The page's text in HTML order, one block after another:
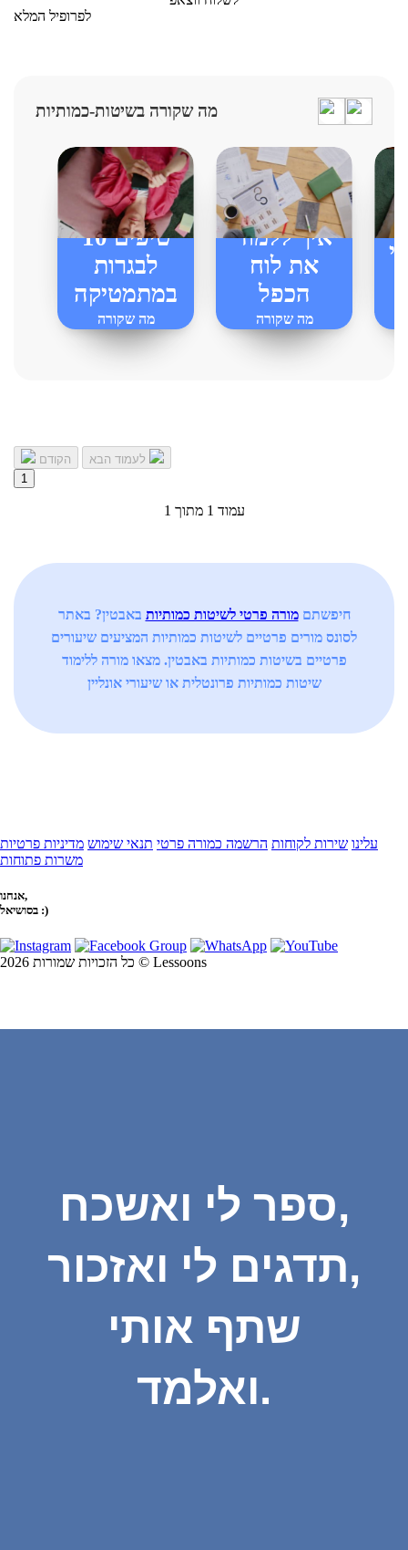
לפרופיל המלא
מה שקורה בשיטות-כמותיות
10 טיפים
לבגרות
במתמטיקה
מה שקורה
בשיטות-כמותיות
איך ללמוד
את לוח
הכפל
מה שקורה
בשיטות-כמותיות
הקודם
1
עמוד 1 מתוך 1
חיפשתםמורה פרטי לשיטות כמותיות באבטין? באתר
לסונס מורים פרטיים לשיטות כמותיות המציעים שיעורים
פרטיים בשיטות כמותיות באבטין. מצאו מורה ללימוד
שיטות כמותיות פרונטלית או שיעורי אונליין
עלינו שירות לקוחות הרשמה כמורה פרטי תנאי שימוש מדיניות פרטיות
משרות פתוחות
אנחנו,
בסושיאל :)
כל הזכויות שמורות 2026 © Lessoons
ספר לי ואשכח,
תדגים לי ואזכור,
שתף אותי
ואלמד.